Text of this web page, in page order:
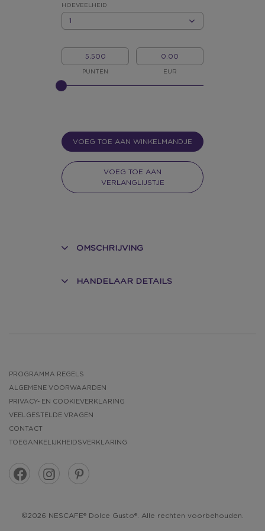
*HOEVEELHEID
MIJN
PUNTEN
PUNTEN
MIJN
EUR
GELIEVE
INPUT
VOEG TOE AAN WINKELMANDJE
VOEG TOE AAN
VERLANGLIJSTJE
OMSCHRIJVING
HANDELAAR DETAILS
PROGRAMMA REGELS
ALGEMENE VOORWAARDEN
PRIVACY- EN COOKIEVERKLARING
VEELGESTELDE VRAGEN
CONTACT
TOEGANKELIJKHEIDSVERKLARING
©2026 NESCAFE® Dolce Gusto®. Alle rechten voorbehouden.